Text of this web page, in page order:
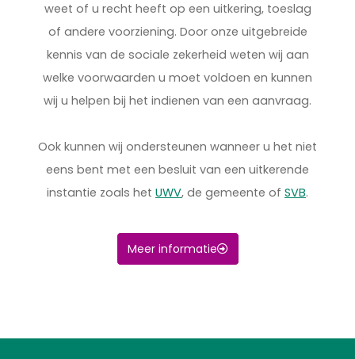
weet of u recht heeft op een uitkering, toeslag
of andere voorziening. Door onze uitgebreide
kennis van de sociale zekerheid weten wij aan
welke voorwaarden u moet voldoen en kunnen
wij u helpen bij het indienen van een aanvraag.
Ook kunnen wij ondersteunen wanneer u het niet
eens bent met een besluit van een uitkerende
instantie zoals het UWV, de gemeente of SVB.
Meer informatie